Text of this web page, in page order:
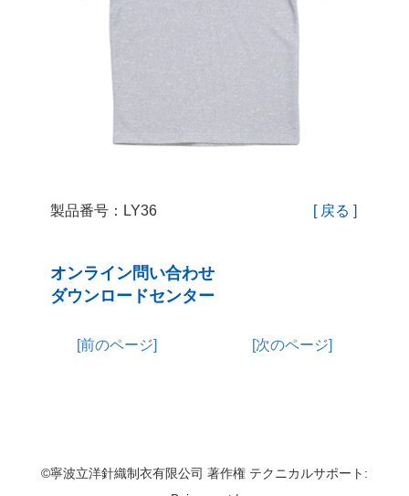
製品番号：LY36 [ 戻る ]
オンライン問い合わせ
ダウンロードセンター
[前のページ] [次のページ]
©寧波立洋針織制衣有限公司 著作権 テクニカルサポート: